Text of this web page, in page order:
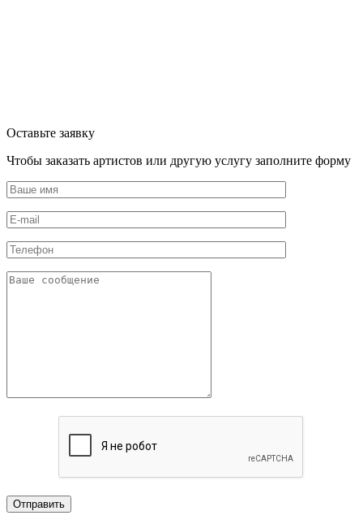
Оставьте заявку
Чтобы заказать артистов или другую услугу заполните форму